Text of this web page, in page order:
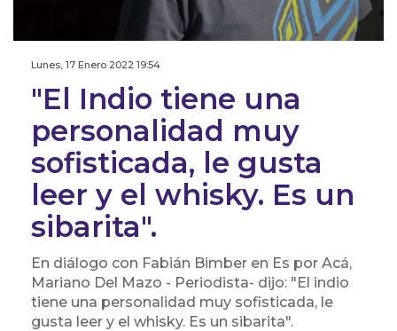
Lunes, 17 Enero 2022 19:54
"El Indio tiene una
personalidad muy
sofisticada, le gusta
leer y el whisky. Es un
sibarita".
En diálogo con Fabián Bimber en Es por Acá,
Mariano Del Mazo - Periodista- dijo: "El indio
tiene una personalidad muy sofisticada, le
gusta leer y el whisky. Es un sibarita".